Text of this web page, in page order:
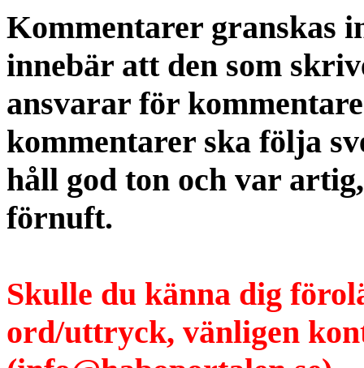
Kommentarer granskas
innebär att den som
ansvarar för
kommentarer ska följa
håll god ton och var
förnuft.
Skulle du känna dig
ord/uttryck, vänligen